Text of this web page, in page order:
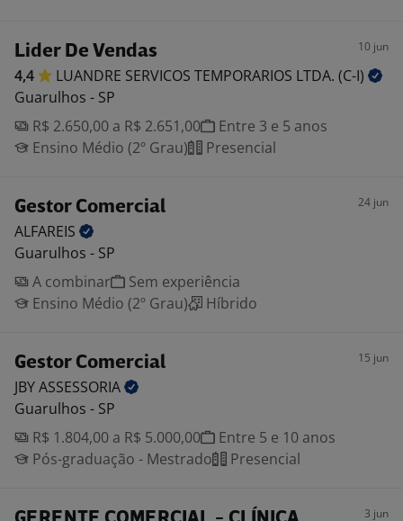
Lider De Vendas 10 jun
4,4 LUANDRE SERVICOS TEMPORARIOS LTDA. (C-I)
Guarulhos - SP
R$ 2.650,00 a R$ 2.651,00
Entre 3 e 5 anos
Ensino Médio (2º Grau)
Presencial
Gestor Comercial 24 jun
ALFAREIS
Guarulhos - SP
A combinar
Sem experiência
Ensino Médio (2º Grau)
Híbrido
Gestor Comercial 15 jun
JBYASSESSORIA
Guarulhos - SP
R$ 1.804,00 a R$ 5.000,00
Entre 5 e 10 anos
Pós-graduação - Mestrado
Presencial
3 jun